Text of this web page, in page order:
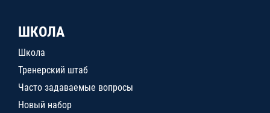
ШКОЛА
Школа
Тренерский штаб
Часто задаваемые вопросы
Новый набор